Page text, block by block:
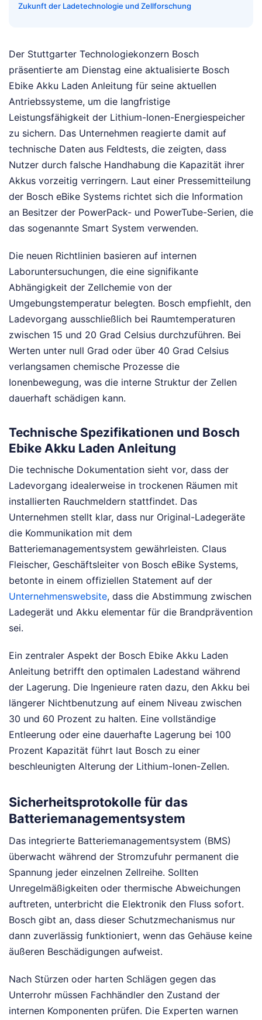
Zukunft der Ladetechnologie und Zellforschung
Der Stuttgarter Technologiekonzern Bosch
präsentierte am Dienstag eine aktualisierte Bosch
Ebike Akku Laden Anleitung für seine aktuellen
Antriebssysteme, um die langfristige
Leistungsfähigkeit der Lithium-Ionen-Energiespeicher
zu sichern. Das Unternehmen reagierte damit auf
technische Daten aus Feldtests, die zeigten, dass
Nutzer durch falsche Handhabung die Kapazität ihrer
Akkus vorzeitig verringern. Laut einer Pressemitteilung
der Bosch eBike Systems richtet sich die Information
an Besitzer der PowerPack- und PowerTube-Serien, die
das sogenannte Smart System verwenden.
Die neuen Richtlinien basieren auf internen
Laboruntersuchungen, die eine signifikante
Abhängigkeit der Zellchemie von der
Umgebungstemperatur belegten. Bosch empfiehlt, den
Ladevorgang ausschließlich bei Raumtemperaturen
zwischen 15 und 20 Grad Celsius durchzuführen. Bei
Werten unter null Grad oder über 40 Grad Celsius
verlangsamen chemische Prozesse die
Ionenbewegung, was die interne Struktur der Zellen
dauerhaft schädigen kann.
Technische Spezifikationen und Bosch
Ebike Akku Laden Anleitung
Die technische Dokumentation sieht vor, dass der
Ladevorgang idealerweise in trockenen Räumen mit
installierten Rauchmeldern stattfindet. Das
Unternehmen stellt klar, dass nur Original-Ladegeräte
die Kommunikation mit dem
Batteriemanagementsystem gewährleisten. Claus
Fleischer, Geschäftsleiter von Bosch eBike Systems,
betonte in einem offiziellen Statement auf der
Unternehmenswebsite, dass die Abstimmung zwischen
Ladegerät und Akku elementar für die Brandprävention
sei.
Ein zentraler Aspekt der Bosch Ebike Akku Laden
Anleitung betrifft den optimalen Ladestand während
der Lagerung. Die Ingenieure raten dazu, den Akku bei
längerer Nichtbenutzung auf einem Niveau zwischen
30 und 60 Prozent zu halten. Eine vollständige
Entleerung oder eine dauerhafte Lagerung bei 100
Prozent Kapazität führt laut Bosch zu einer
beschleunigten Alterung der Lithium-Ionen-Zellen.
Sicherheitsprotokolle für das
Batteriemanagementsystem
Das integrierte Batteriemanagementsystem (BMS)
überwacht während der Stromzufuhr permanent die
Spannung jeder einzelnen Zellreihe. Sollten
Unregelmäßigkeiten oder thermische Abweichungen
auftreten, unterbricht die Elektronik den Fluss sofort.
Bosch gibt an, dass dieser Schutzmechanismus nur
dann zuverlässig funktioniert, wenn das Gehäuse keine
äußeren Beschädigungen aufweist.
Nach Stürzen oder harten Schlägen gegen das
Unterrohr müssen Fachhändler den Zustand der
internen Komponenten prüfen. Die Experten warnen